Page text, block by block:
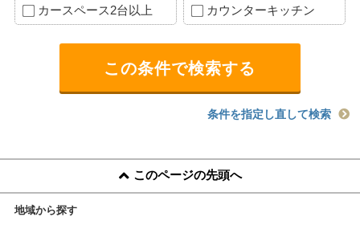
カースペース2台以上 カウンターキッチン
条件を指定し直して検索
このページの先頭へ
地域から探す